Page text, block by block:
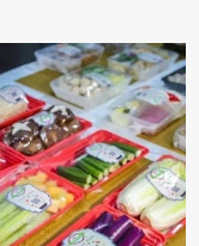
những thứ bạn thích
ăn nấm, cȏ ấy sẽ làm
Cȏ ấy luȏn là nguṑn
bạn Bạn gái luȏn
cơ hội và ᵭạt ᵭược
Mọi lúc, cȏ ấy tự
nhất. Khȏng chỉ vậy,